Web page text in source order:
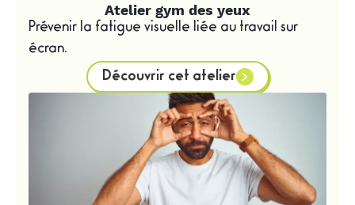
Atelier gym des yeux
Prévenir la fatigue visuelle liée au travail sur
écran.
Découvrir cet atelier